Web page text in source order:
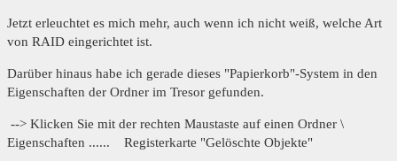
Jetzt erleuchtet es mich mehr, auch wenn ich nicht weiß, welche Art
von RAID eingerichtet ist.
Darüber hinaus habe ich gerade dieses "Papierkorb"-System in den
Eigenschaften der Ordner im Tresor gefunden.
--> Klicken Sie mit der rechten Maustaste auf einen Ordner \
Eigenschaften ...... Registerkarte "Gelöschte Objekte"